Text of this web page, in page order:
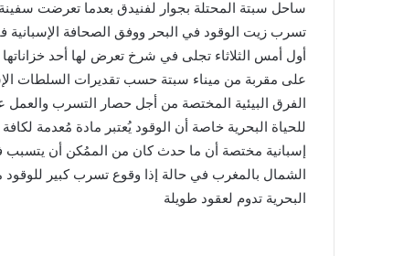
ساحل سبتة المحتلة بجوار لفنيدق بعدما تعرضت سفينة
تسرب زيت الوقود في البحر ووفق الصحافة
على مقربة من ميناء سبتة حسب تقديرات السلطات
الفرق البيئية المختصة من أجل حصار التسرب
للحياة البحرية خاصة أن الوقود يُعتبر مادة مُعدمة
إسبانية مختصة أن ما حدث كان من الممُكن أن يتسبب
الشمال بالمغرب في حالة إذا وقوع تسرب كبير
البحرية تدوم لعقود طويلة